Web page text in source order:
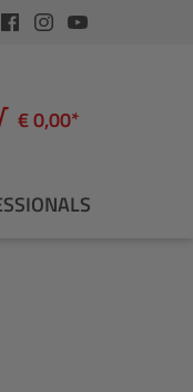
€ 0,00*
enthält 0